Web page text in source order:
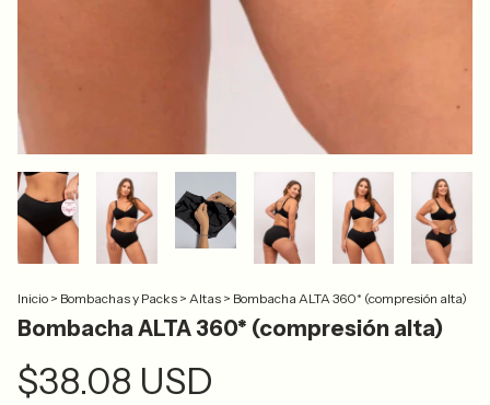
Inicio > Bombachas y Packs > Altas > Bombacha ALTA 360* (compresión alta)
Bombacha ALTA 360* (compresión alta)
$38.08 USD